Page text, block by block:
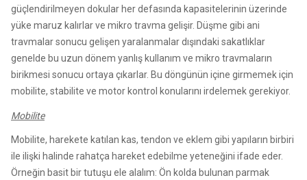
güçlendirilmeyen dokular her defasında kapasitelerinin üzerinde
yüke maruz kalırlar ve mikro travma gelişir. Düşme gibi ani
travmalar sonucu gelişen yaralanmalar dışındaki sakatlıklar
genelde bu uzun dönem yanlış kullanım ve mikro travmaların
birikmesi sonucu ortaya çıkarlar. Bu döngünün içine girmemek için
mobilite, stabilite ve motor kontrol konularını irdelemek gerekiyor.
Mobilite
Mobilite, harekete katılan kas, tendon ve eklem gibi yapıların birbiri
ile ilişki halinde rahatça hareket edebilme yeteneğini ifade eder.
Örneğin basit bir tutuşu ele alalım: Ön kolda bulunan parmak